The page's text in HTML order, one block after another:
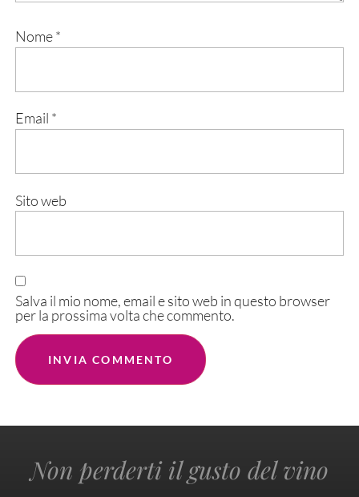
Nome*
Email *
Sito web
Salva il mio nome, email e sito web in questo browser
per la prossima volta che commento.
Non perderti il gusto del vino